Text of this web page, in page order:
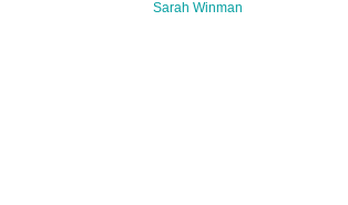
Sarah Winman